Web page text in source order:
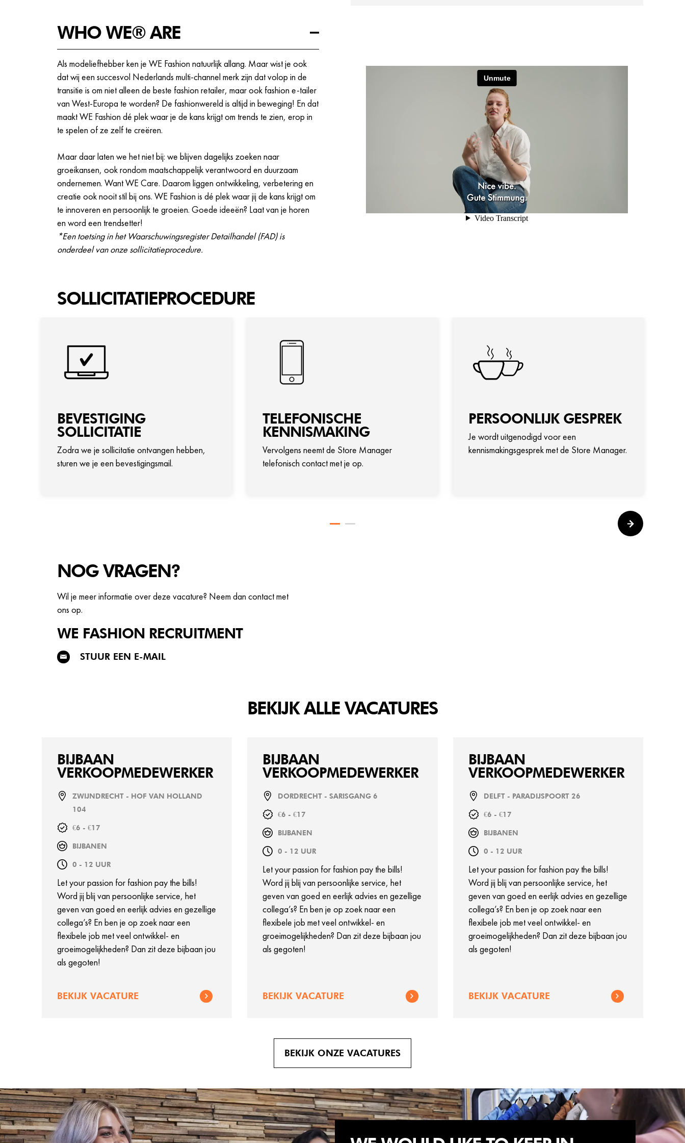
Crewmeetings, events en meer!
WHO WE® ARE
Als modeliefhebber ken je WE Fashion natuurlijk allang. Maar wist je ook
dat wij een succesvol Nederlands multi-channel merk zijn dat volop in de
transitie is om niet alleen de beste fashion retailer, maar ook fashion e-tailer
van West-Europa te worden? De fashionwereld is altijd in beweging! En dat
maakt WE Fashion dé plek waar je de kans krijgt om trends te zien, erop in
te spelen of ze zelf te creëren.
Maar daar laten we het niet bij: we blijven dagelijks zoeken naar
groeikansen, ook rondom maatschappelijk verantwoord en duurzaam
ondernemen. Want WE Care. Daarom liggen ontwikkeling, verbetering en
creatie ook nooit stil bij ons. WE Fashion is dé plek waar jij de kans krijgt om
te innoveren en persoonlijk te groeien. Goede ideeën? Laat van je horen
en word een trendsetter!
*Een toetsing in het Waarschuwingsregister Detailhandel (FAD) is
onderdeel van onze sollicitatieprocedure.
SOLLICITATIEPROCEDURE
BEVESTIGING
SOLLICITATIE
Zodra we je sollicitatie ontvangen hebben,
sturen we je een bevestigingsmail.
TELEFONISCHE
KENNISMAKING
Vervolgens neemt de Store Manager
telefonisch contact met je op.
PERSOONLIJK GESPREK
Je wordt uitgenodigd voor een
kennismakingsgesprek met de Store Manager.
NOG VRAGEN?
Wil je meer informatie over deze vacature? Neem dan contact met
ons op.
WE FASHION RECRUITMENT
STUUR EEN E-MAIL
BEKIJK ALLE VACATURES
BIJBAAN
VERKOOPMEDEWERKER
ZWIJNDRECHT - HOF VAN HOLLAND
104
€6 - €17
BIJBANEN
0 - 12 UUR
Let your passion for fashion pay the bills!
Word jij blij van persoonlijke service, het
geven van goed en eerlijk advies en gezellige
collega’s? En ben je op zoek naar een
flexibele job met veel ontwikkel- en
groeimogelijkheden? Dan zit deze bijbaan jou
als gegoten!
BEKIJK VACATURE
BIJBAAN
VERKOOPMEDEWERKER
DORDRECHT - SARISGANG 6
€6 - €17
BIJBANEN
0 - 12 UUR
Let your passion for fashion pay the bills!
Word jij blij van persoonlijke service, het
geven van goed en eerlijk advies en gezellige
collega’s? En ben je op zoek naar een
flexibele job met veel ontwikkel- en
groeimogelijkheden? Dan zit deze bijbaan jou
als gegoten!
BEKIJK VACATURE
BIJBAAN
VERKOOPMEDEWERKER
DELFT - PARADIJSPOORT 26
€6 - €17
BIJBANEN
0 - 12 UUR
Let your passion for fashion pay the bills!
Word jij blij van persoonlijke service, het
geven van goed en eerlijk advies en gezellige
collega’s? En ben je op zoek naar een
flexibele job met veel ontwikkel- en
groeimogelijkheden? Dan zit deze bijbaan jou
als gegoten!
BEKIJK VACATURE
BEKIJK ONZE VACATURES